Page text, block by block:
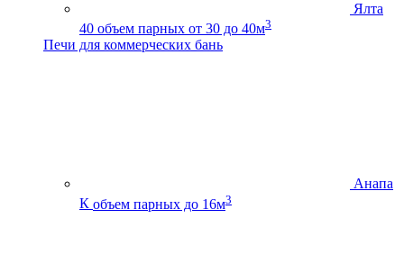
Ялта
40 объем парных от 30 до 40м3
Печи для коммерческих бань
Анапа
К объем парных до 16м3